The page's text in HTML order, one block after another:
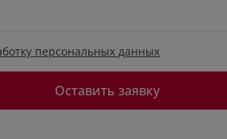
персональных данных
Оставить заявку